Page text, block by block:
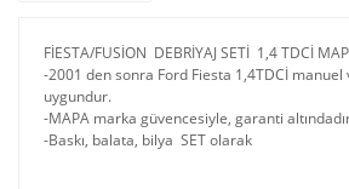
FİESTA/FUSİON DEBRİYAJ SETİ 1,4 TDCİ
-2001 den sonra Ford Fiesta 1,4TDCİ
uygundur.
-MAPA marka güvencesiyle, garanti
-Baskı, balata, bilya SET olarak